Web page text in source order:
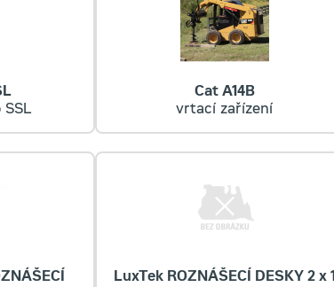
SSL
Cat A14B
vrtací zařízení
LuxTek ROZNÁŠECÍ DESKY 2 x 1